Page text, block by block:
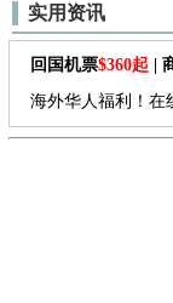
实用资讯
回国机票$360起 |
海外华人福利！在